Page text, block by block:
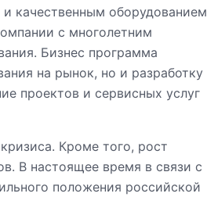
качественным оборудованием
с многолетним
Бизнес программа
на рынок, но и разработку
проектов и сервисных услуг
Кроме того, рост
В настоящее время в связи с
положения российской